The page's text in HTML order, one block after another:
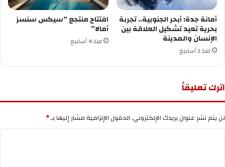
أمانة جدة: أبحر الجنوبية.. تجربة
بحرية تعيد تشكيل العلاقة بين
الإنسان والمدينة
منذ 3 أسابيع
افتتاح منتجع “سيكس سنسز
أمالا”
منذ 4 أسابيع
اترك تعليقاً
لن يتم نشر عنوان بريدك الإلكتروني.الحقول الإلزامية مشار إليها بـ*